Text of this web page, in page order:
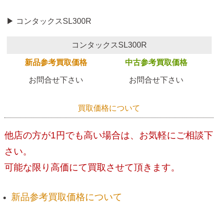
▶ コンタックスSL300R
コンタックスSL300R
新品参考買取価格 中古参考買取価格
お問合せ下さい お問合せ下さい
買取価格について
他店の方が1円でも高い場合は、お気軽にご相談下
さい。
可能な限り高価にて買取させて頂きます。
新品参考買取価格について